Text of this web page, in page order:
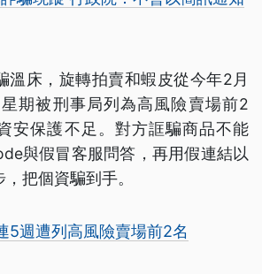
溫床，旋轉拍賣和蝦皮從今年2月
期被刑事局列為高風險賣場前2
安保護不足。對方誆騙商品不能
與假冒客服問答，再用假連結以
把個資騙到手。
5週遭列高風險賣場前2名